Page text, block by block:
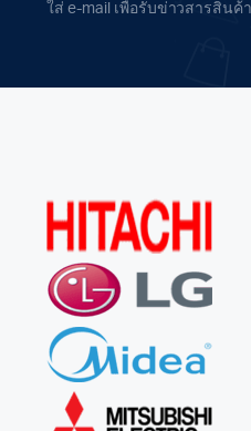
ใส่ e-mail เพื่อรับข่าวสารสินค้